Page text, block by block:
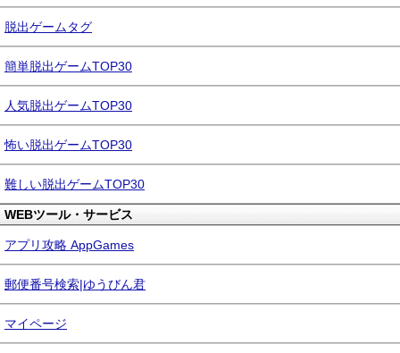
脱出ゲームタグ
簡単脱出ゲームTOP30
人気脱出ゲームTOP30
怖い脱出ゲームTOP30
難しい脱出ゲームTOP30
WEBツール・サービス
アプリ攻略 AppGames
郵便番号検索|ゆうびん君
マイページ